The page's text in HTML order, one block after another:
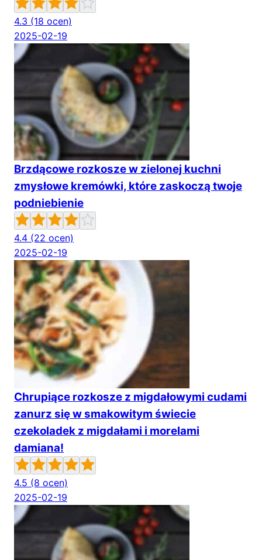
4.3 (18 ocen)
2025-02-19
Brzdącowe rozkosze w zielonej kuchni
zmysłowe kremówki, które zaskoczą twoje
podniebienie
4.4 (22 ocen)
2025-02-19
Chrupiące rozkosze z migdałowymi cudami
zanurz się w smakowitym świecie
czekoladek z migdałami i morelami
damiana!
4.5 (8 ocen)
2025-02-19